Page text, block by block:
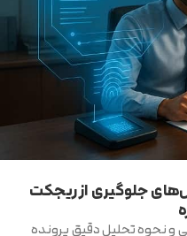
جلوگیری از ریجکت
و نحوه تحلیل دقیق پرونده